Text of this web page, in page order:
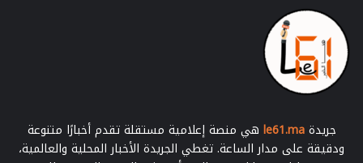
جريدةle61.ma هي منصة إعلامية مستقلة تقدم أخبارًا متنوعة
ودقيقة على مدار الساعة. تغطي الجريدة الأخبار المحلية والعالمية،